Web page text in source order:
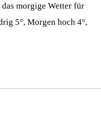
das morgige Wetter für
5°, Morgen hoch 4°,